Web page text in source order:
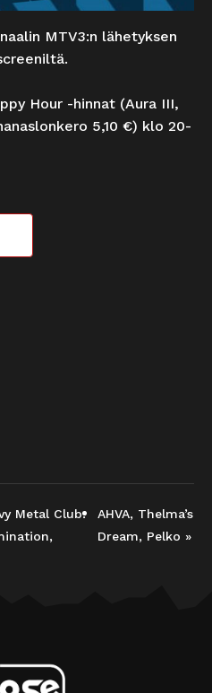
MTV3:n lähetyksen
Hour -hinnat (Aura III,
5,10 €) klo 20-
Metal Club:
AHVA, Thelma’s
Dream, Pelko »